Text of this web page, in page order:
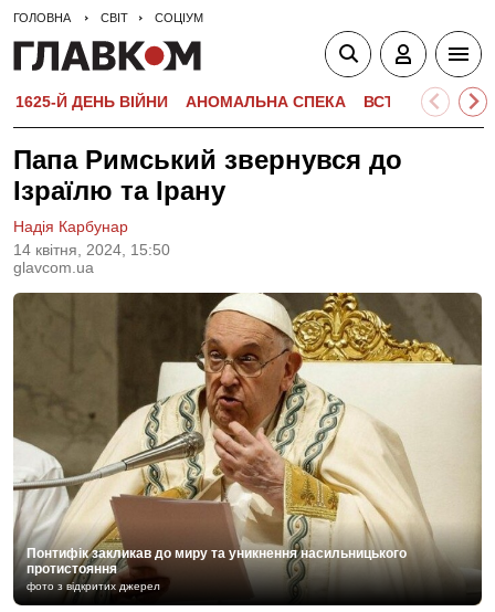
ГОЛОВНА СВІТ СОЦІУМ
1625-Й ДЕНЬ ВІЙНИ АНОМАЛЬНА СПЕКА ВСТУПНА
Папа Римський звернувся до
Ізраїлю та Ірану
14 квiтня, 2024, 15:50
glavcom.ua
Надія Карбунар
Понтифік закликав до миру та уникнення насильницького
протистояння
фото з відкритих джерел